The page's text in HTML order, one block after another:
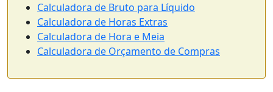
Calculadora de Bruto para Líquido
Calculadora de Horas Extras
Calculadora de Hora e Meia
Calculadora de Orçamento de Compras